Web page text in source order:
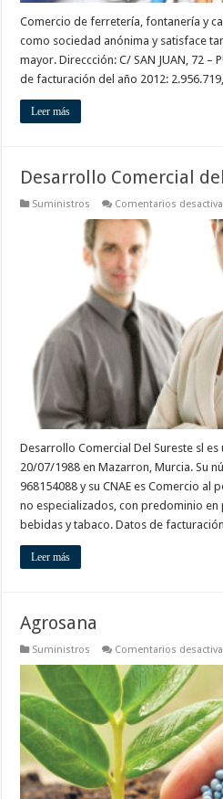
Comercio de ferretería, fontanería y
como sociedad anónima y satisface
mayor. Direccción: C/ SAN JUAN, 72 –
de facturación del año 2012:
Leer más
Desarrollo Comercial
Suministros Comentarios
Desarrollo Comercial Del Sureste sl
20/07/1988 en Mazarron, Murcia. Su
968154088 y su CNAE es Comercio al
no especializados, con predominio en
bebidas y tabaco. Datos de
Leer más
Agrosana
Suministros Comentarios